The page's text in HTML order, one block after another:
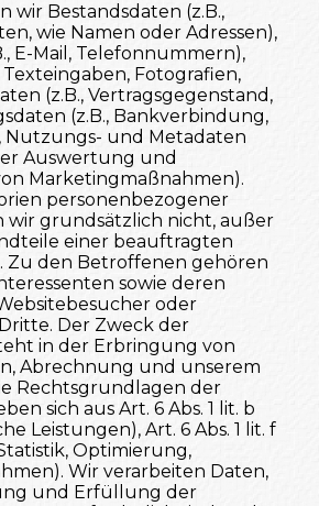
wir Bestandsdaten (z.B.,
wie Namen oder Adressen),
E-Mail, Telefonnummern),
Fotografien,
(z.B., Vertragsgegenstand,
(z.B., Bankverbindung,
Nutzungs- und Metadaten
Auswertung und
Marketingmaßnahmen).
personenbezogener
wir grundsätzlich nicht, außer
einer beauftragten
Zu den Betroffenen gehören
sowie deren
oder
Der Zweck der
in der Erbringung von
Abrechnung und unserem
Rechtsgrundlagen der
sich aus Art. 6 Abs. 1 lit. b
Leistungen), Art. 6 Abs. 1 lit. f
Optimierung,
Wir verarbeiten Daten,
und Erfüllung der